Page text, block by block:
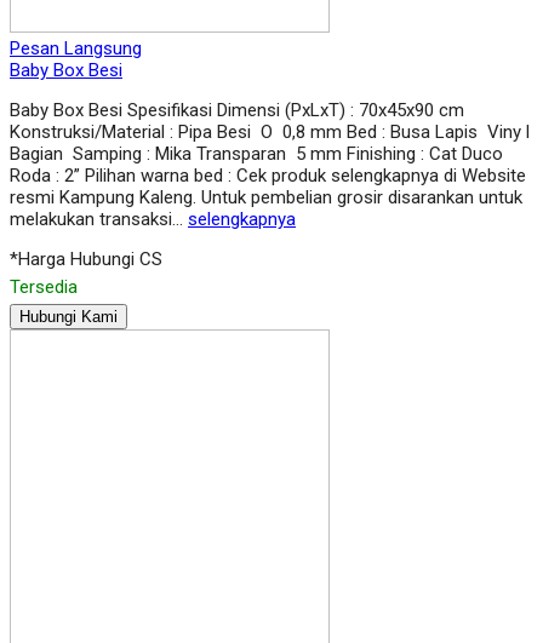
Pesan Langsung
Baby Box Besi
Baby Box Besi Spesifikasi Dimensi (PxLxT) : 70x45x90 cm
Konstruksi/Material : Pipa Besi O 0,8 mm Bed : Busa Lapis Viny l
Bagian Samping : Mika Transparan 5 mm Finishing : Cat Duco
Roda : 2” Pilihan warna bed : Cek produk selengkapnya di Website
resmi Kampung Kaleng. Untuk pembelian grosir disarankan untuk
melakukan transaksi… selengkapnya
*Harga Hubungi CS
Tersedia
Hubungi Kami